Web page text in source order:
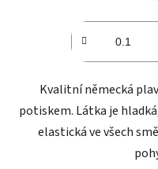
Kvalitní německá
potiskem. Látka je
elastická ve všech